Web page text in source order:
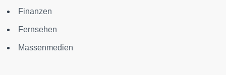
Finanzen
Fernsehen
Massenmedien